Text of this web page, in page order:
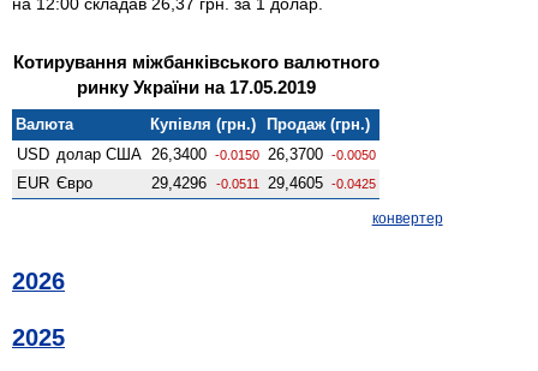
Котирування міжбанківського валютного
ринку України на 17.05.2019
Валюта Купівля (грн.)
Продаж (грн.)
USD долар США 26,3400 -0.0150 26,3700 -0.0050
EUR Євро 29,4296 -0.0511 29,4605 -0.0425
конвертер
2026
2025